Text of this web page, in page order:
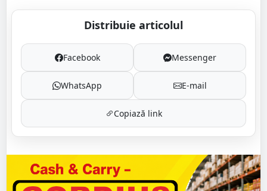
Distribuie articolul
Facebook Messenger
WhatsApp E-mail
Copiază link